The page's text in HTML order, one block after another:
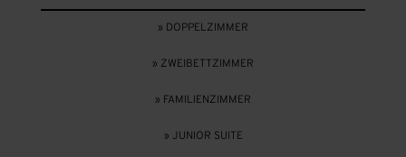
» DOPPELZIMMER
» ZWEIBETTZIMMER
» FAMILIENZIMMER
» JUNIOR SUITE